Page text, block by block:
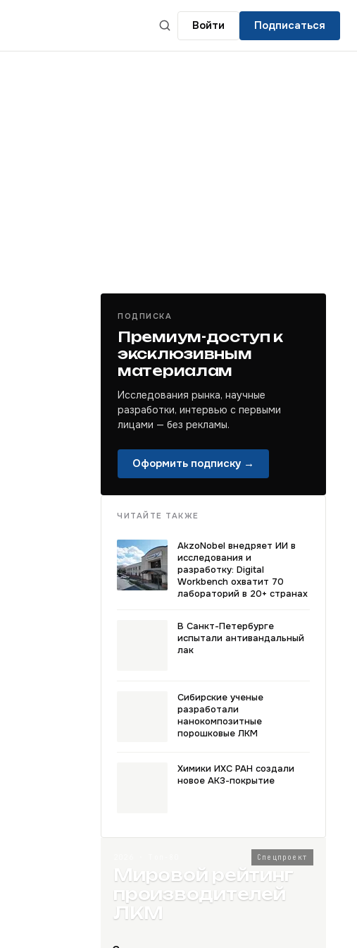
Войти Подписаться
ПОДПИСКА
Премиум-доступ к
эксклюзивным
материалам
Исследования рынка, научные
разработки, интервью с первыми
лицами — без рекламы.
Оформить подписку →
ЧИТАЙТЕ ТАКЖЕ
AkzoNobel внедряет ИИ в
исследования и
разработку: Digital
Workbench охватит 70
лабораторий в 20+ странах
В Санкт-Петербурге
испытали антивандальный
лак
Сибирские ученые
разработали
нанокомпозитные
порошковые ЛКМ
Химики ИХС РАН создали
новое АКЗ-покрытие
Спецпроект
Мировой рейтинг
производителей
ЛКМ